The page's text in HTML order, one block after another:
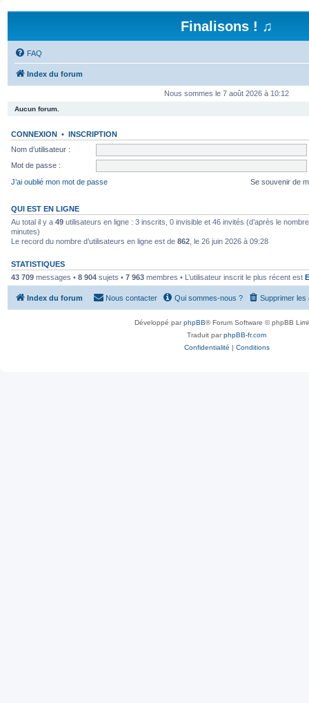
Finalisons ! ♫
FAQ
Index du forum
Nous sommes le 7 août 2026 à 10:12
Aucun forum.
CONNEXION • INSCRIPTION
Nom d’utilisateur :
Mot de passe :
J’ai oublié mon mot de passe
Se souvenir de
QUI EST EN LIGNE
Au total il y a 49 utilisateurs en ligne : 3 inscrits, 0 invisible et 46 invités (d’après le
minutes)
Le record du nombre d’utilisateurs en ligne est de 862 , le 26 juin 2026 à 09:28
STATISTIQUES
43 709 messages • 8 904 sujets • 7 963 membres • L’utilisateur inscrit le plus récent est
Index du forum Supprimer les
Qui sommes-nous ?
Nous contacter
Développé parphpBB® Forum Software © phpBB
Traduit parphpBB-fr.com
Confidentialité | Conditions